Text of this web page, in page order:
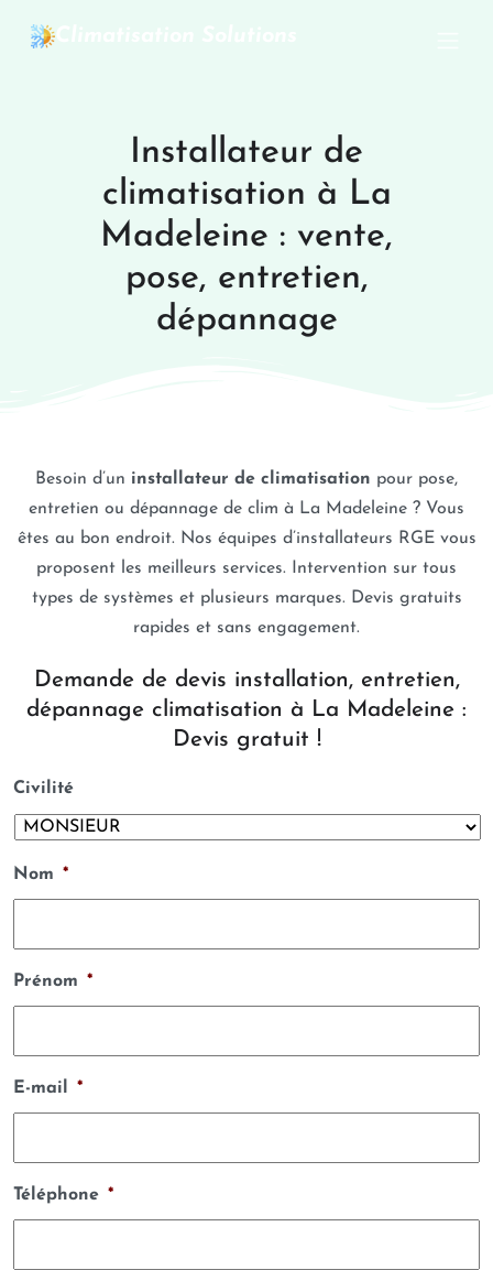
Installateur de
climatisation à La
Madeleine : vente,
pose, entretien,
dépannage
Besoin d’un installateur de climatisation pour pose,
entretien ou dépannage de clim à La Madeleine ? Vous
êtes au bon endroit. Nos équipes d’installateurs RGE vous
proposent les meilleurs services. Intervention sur tous
types de systèmes et plusieurs marques. Devis gratuits
rapides et sans engagement.
Demande de devis installation, entretien,
dépannage climatisation à La Madeleine :
Devis gratuit !
Civilité
Nom *
Prénom *
E-mail *
Téléphone *